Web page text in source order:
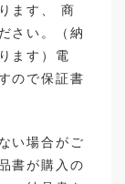
ます、 商
さい。（納
ます）電
ので保証書
い場合がご
書が購入の